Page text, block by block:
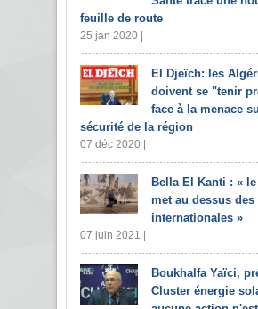
feuille de route
25 jan 2020 |
El Djeïch: les
doivent se "tenir
face à la menace
sécurité de la région
07 déc 2020 |
Bella El Kanti : «
met au dessus
internationales »
07 juin 2021 |
Boukhalfa Yaïci,
Cluster énergie